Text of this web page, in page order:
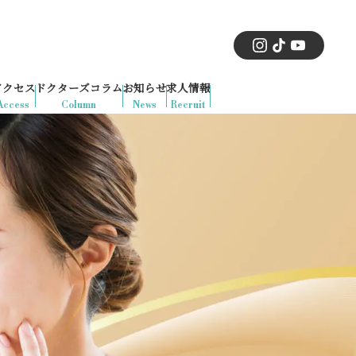
セス
Column
ドクターズコラム
News
お知らせ
Recruit
求人情報